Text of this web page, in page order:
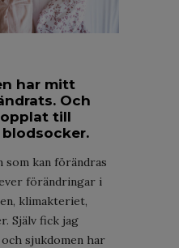
har mitt
Och
till
som kan förändras
förändringar i
klimakteriet,
Själv fick jag
sjukdomen har